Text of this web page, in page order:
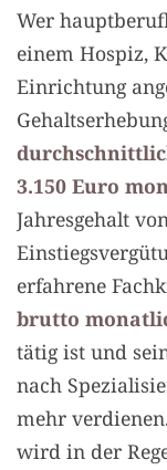
Wer
einem Hospiz,
Einrichtung
3.150 Euro
Jahresgehalt
erfahrene
brutto
tätig ist und
nach
mehr
wird in der